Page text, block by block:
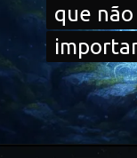
que
que